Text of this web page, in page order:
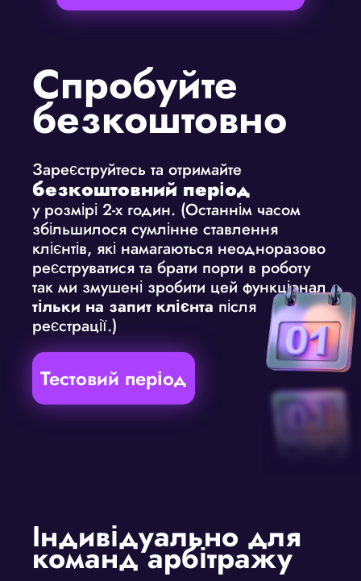
Спробуйте
безкоштовно
Зареєструйтесь та отримайте
безкоштовний період
у розмірі 2-х годин. (Останнім часом
збільшилося сумлінне ставлення
клієнтів, які намагаються неодноразово
реєструватися та брати порти в роботу
так ми змушені зробити цей функціонал
тільки на запит клієнта після
реєстрації.)
Тестовий період
Індивідуально для
команд арбітражу